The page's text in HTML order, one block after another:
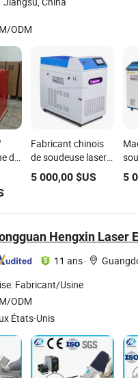
ODM
de
Fabricant chinois
de soudeuse laser
portative à main
1000W Système de
soudage laser
5 000,00$US 5
11 ans·
Fabricant/Usine
ODM
États-Unis